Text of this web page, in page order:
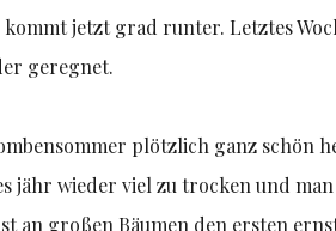
kommt jetzt grad runter. Letztes
geregnet.
plötzlich ganz schön
jähr wieder viel zu trocken und
an großen Bäumen den ersten